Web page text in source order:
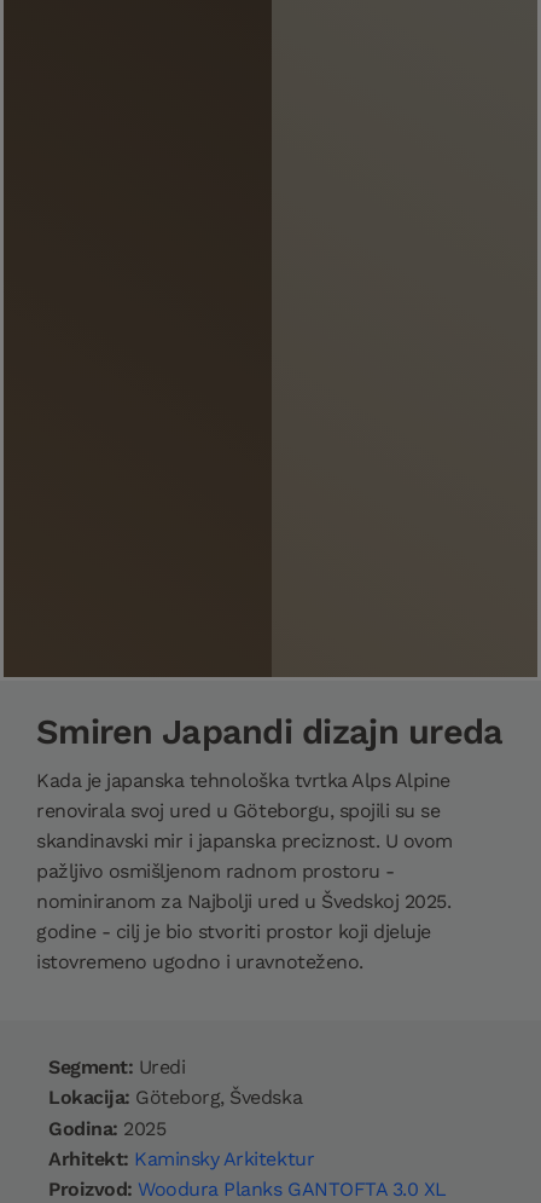
Smiren Japandi dizajn ureda
Kada je japanska tehnološka tvrtka Alps Alpine
renovirala svoj ured u Göteborgu, spojili su se
skandinavski mir i japanska preciznost. U ovom
pažljivo osmišljenom radnom prostoru -
nominiranom za Najbolji ured u Švedskoj 2025.
godine - cilj je bio stvoriti prostor koji djeluje
istovremeno ugodno i uravnoteženo.
Segment: Uredi
Lokacija: Göteborg, Švedska
Godina: 2025
Arhitekt: Kaminsky Arkitektur
Proizvod: Woodura Planks GANTOFTA 3.0 XL